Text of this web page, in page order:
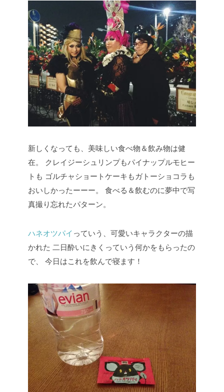
新しくなっても、美味しい食べ物＆飲み物は健
在。
クレイジーシュリンプもパイナップルモヒー
トも ゴルチャショートケーキもガトーショコラも
おいしかったーーー。
食べる＆飲むのに夢中で写
真撮り忘れたパターン。
ハネオツパイ っていう、可愛いキャラクターの描
かれた 二日酔いにきくっていう何かをもらったの
で、
今日はこれを飲んで寝ます！